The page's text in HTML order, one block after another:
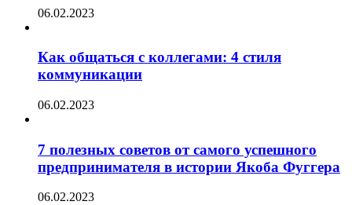
06.02.2023
Как общаться с коллегами: 4 стиля
коммуникации
06.02.2023
7 полезных советов от самого успешного
предпринимателя в истории Якоба Фуггера
06.02.2023